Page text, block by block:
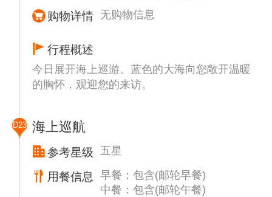
购物详情 无购物信息
行程概述
今日展开海上巡游。蓝色的大海向您敞开温暖
的胸怀，观迎您的来访。
D23 海上巡航
参考星级 五星
用餐信息
早餐：包含(邮轮早餐)
中餐：包含(邮轮午餐)